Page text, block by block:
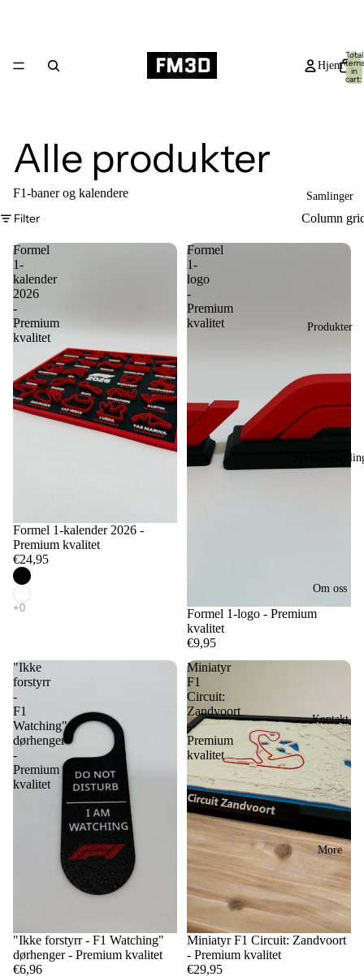
Hjem
Samlinger
Produkter
Om oss
Kontakt
More
Total
items
in
cart:
0
Alle produkter
F1-baner og kalendere
Filter Column
Formel
1-
kalender
2026
-
Premium
kvalitet
Formel 1-kalender 2026 -
Premium kvalitet
€24,95
Formel
1-
logo
-
Premium
kvalitet
Formel 1-logo - Premium
kvalitet
€9,95
"Ikke
forstyrr
-
F1
Watching"
dørhenger
-
Premium
kvalitet
"Ikke forstyrr - F1 Watching"
dørhenger - Premium kvalitet
€6,96
Miniatyr
F1
Circuit:
Zandvoort
-
Premium
kvalitet
Miniatyr F1 Circuit: Zandvoort
- Premium kvalitet
€29,95